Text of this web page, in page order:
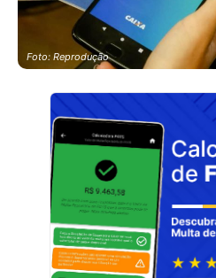
Foto: Reprodução